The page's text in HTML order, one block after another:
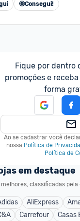
🤩Consegui!
Fique por dentro
promoções e
forma
Ao se cadastrar você
nossa Política de
Política de
em destaque
melhores, classificadas pela
AliExpress
Carrefour Casas